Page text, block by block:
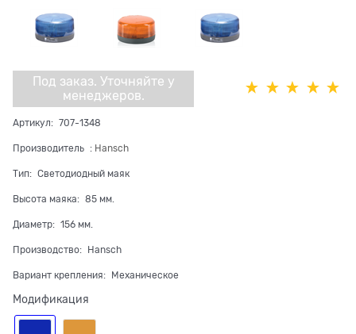
Под заказ. Уточняйте у
менеджеров.
Артикул: 707-1348
Производитель : Hansch
Тип: Светодиодный маяк
Высота маяка: 85 мм.
Диаметр: 156 мм.
Производство: Hansch
Вариант крепления: Механическое
Модификация